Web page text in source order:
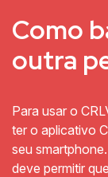
Como
outra
Para usar o
ter o aplicativo
seu
deve permitir